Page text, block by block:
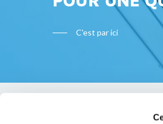
C'est par ici